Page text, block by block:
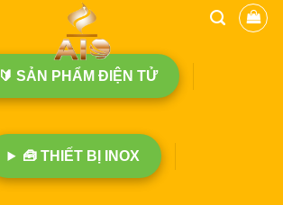
🔰 SẢN PHẨM ĐIỆN TỬ
🧰 THIẾT BỊ INOX